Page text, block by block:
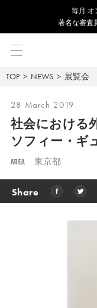
毎⽉ オ
著名な審査
TOP NEWS 展覧会
28 March 2019
社会における
ソフィー・ギ
AREA 東京都
Share